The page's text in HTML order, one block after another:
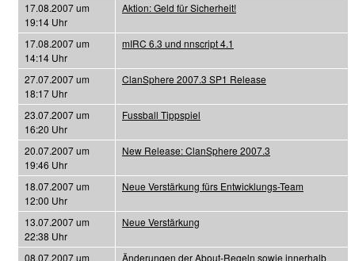
17.08.2007 um
19:14 Uhr
Aktion: Geld für Sicherheit!
17.08.2007 um
14:14 Uhr
mIRC 6.3 und nnscript 4.1
27.07.2007 um
18:17 Uhr
ClanSphere 2007.3 SP1 Release
23.07.2007 um
16:20 Uhr
Fussball Tippspiel
20.07.2007 um
19:46 Uhr
New Release: ClanSphere 2007.3
18.07.2007 um
12:00 Uhr
Neue Verstärkung fürs Entwicklungs-Team
13.07.2007 um
22:38 Uhr
Neue Verstärkung
08.07.2007 um Änderungen der About-Regeln sowie innerhalb